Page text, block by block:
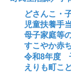
どさんこ・
児童扶養手
母子家庭等
すこやか赤
令和8年度
えりも町こ